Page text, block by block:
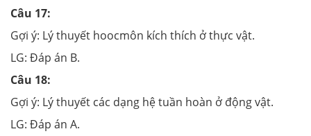
Câu 17:
Gợi ý: Lý thuyết hoocmôn kích thích ở thực vật.
LG: Đáp án B.
Câu 18:
Gợi ý: Lý thuyết các dạng hệ tuần hoàn ở động vật.
LG: Đáp án A.